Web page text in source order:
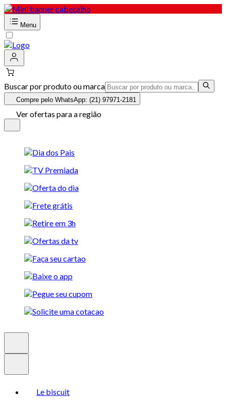
Menu
Buscar por produto ou marca
Compre pelo WhatsApp: (21) 97971-2181
Ver ofertas para a região
Le biscuit